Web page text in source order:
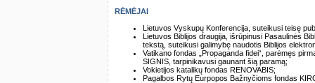
RĖMĖJAI
Lietuvos Vyskupų Konferencija, suteikusi teisę
Lietuvos Biblijos draugija, išrūpinusi Pasaulinės
tekstą, suteikusi galimybę naudotis Biblijos
Vatikano fondas „Propaganda fidei“, parėmęs
SIGNIS, tarpinikavusi gaunant šią paramą;
Vokietijos katalikų fondas RENOVABIS;
Pagalbos Rytų Eurpopos Bažnyčioms fondas